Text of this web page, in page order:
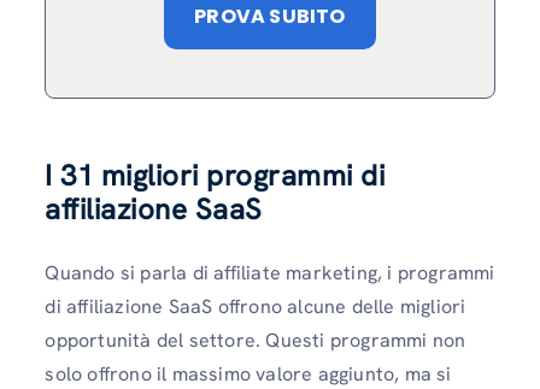
PROVA SUBITO
I 31 migliori programmi di
affiliazione SaaS
Quando si parla di affiliate marketing, i programmi
di affiliazione SaaS offrono alcune delle migliori
opportunità del settore. Questi programmi non
solo offrono il massimo valore aggiunto, ma si